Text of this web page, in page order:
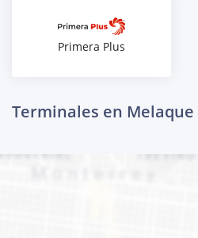
Primera Plus
Terminales en Melaque